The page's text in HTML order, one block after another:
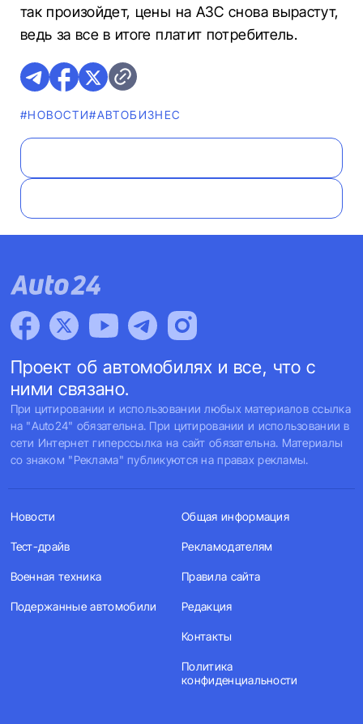
так произойдет, цены на АЗС снова вырастут,
ведь за все в итоге платит потребитель.
#НОВОСТИ#AВТОБИЗНЕС
Проект об автомобилях и все, что с
ними связано.
При цитировании и использовании любых материалов ссылка
на "Auto24" обязательна. При цитировании и использовании в
сети Интернет гиперссылка на сайт обязательна. Материалы
со знаком "Реклама" публикуются на правах рекламы.
Новости
Тест-драйв
Военная техника
Подержанные автомобили
Общая информация
Рекламодателям
Правила сайта
Редакция
Контакты
Политика
конфиденциальности